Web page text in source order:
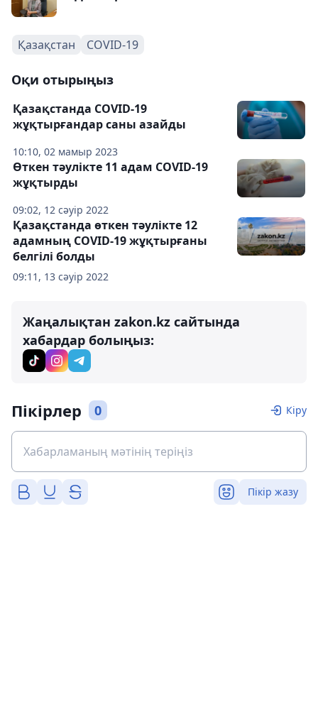
Қазақстан COVID-19
Оқи отырыңыз
10:10, 02 мамыр 2023
Қазақстанда COVID-19
жұқтырғандар саны азайды
09:02, 12 сәуір 2022
Өткен тәулікте 11 адам COVID-19
жұқтырды
09:11, 13 сәуір 2022
Қазақстанда өткен тәулікте 12
адамның COVID-19 жұқтырғаны
белгілі болды
Жаңалықтан zakon.kz сайтында
хабардар болыңыз:
Пікірлер 0 Кіру
Пікір жазу